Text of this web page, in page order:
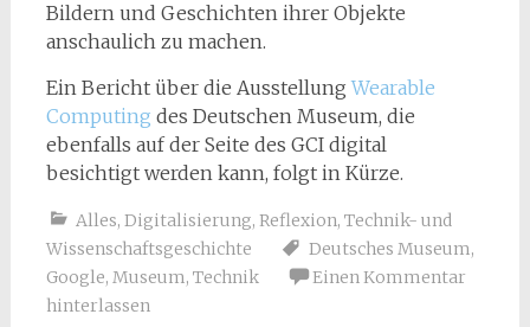
Bildern und Geschichten ihrer Objekte
anschaulich zu machen.
Ein Bericht über die AusstellungWearable
Computing des Deutschen Museum, die
ebenfalls auf der Seite des GCI digital
besichtigt werden kann, folgt in Kürze.
Alles, Digitalisierung, Reflexion, Technik- und
Wissenschaftsgeschichte
Deutsches Museum,
Google, Museum, Technik
Einen Kommentar
hinterlassen